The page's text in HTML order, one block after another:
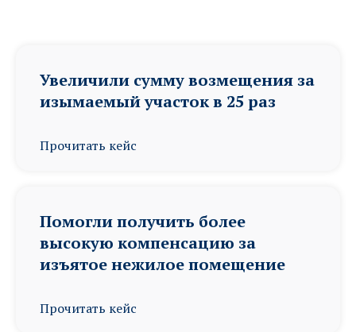
Увеличили сумму возмещения за
изымаемый участок в 25 раз
Прочитать кейс
Помогли получить более
высокую компенсацию за
изъятое нежилое помещение
Прочитать кейс